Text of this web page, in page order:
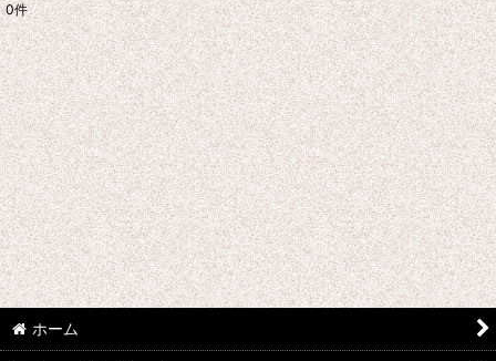
表示数:
並び順:
絞り込む
0件
ホーム